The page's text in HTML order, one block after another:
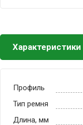
Характеристики
Профиль
Тип ремня
Длина, мм